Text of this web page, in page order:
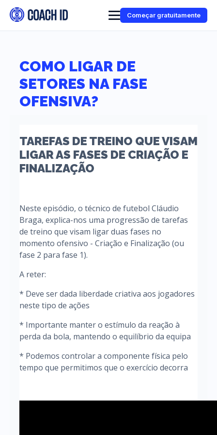
Começar gratuitamente
COMO LIGAR DE
SETORES NA FASE
OFENSIVA?
TAREFAS DE TREINO QUE VISAM
LIGAR AS FASES DE CRIAÇÃO E
FINALIZAÇÃO
Neste episódio, o técnico de futebol Cláudio
Braga, explica-nos uma progressão de tarefas
de treino que visam ligar duas fases no
momento ofensivo - Criação e Finalização (ou
fase 2 para fase 1).
A reter:
* Deve ser dada liberdade criativa aos jogadores
neste tipo de ações
* Importante manter o estímulo da reação à
perda da bola, mantendo o equilíbrio da equipa
* Podemos controlar a componente física pelo
tempo que permitimos que o exercício decorra